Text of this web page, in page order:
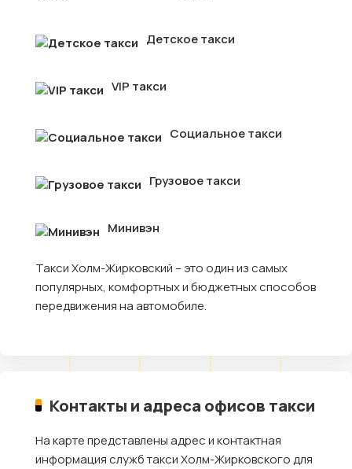
Детское такси
VIP такси
Социальное такси
Грузовое такси
Минивэн
Такси Холм-Жирковский – это один из самых
популярных, комфортных и бюджетных способов
передвижения на автомобиле.
Контакты и адреса офисов такси
На карте представлены адрес и контактная
информация служб такси Холм-Жирковского для